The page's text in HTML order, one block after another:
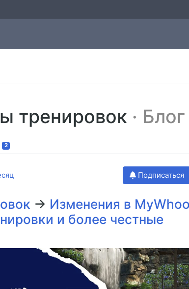
тренировок · Блог
2
Подписаться
→ Изменения в
и более честные